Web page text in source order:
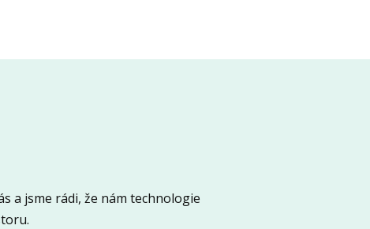
a jsme rádi, že nám technologie